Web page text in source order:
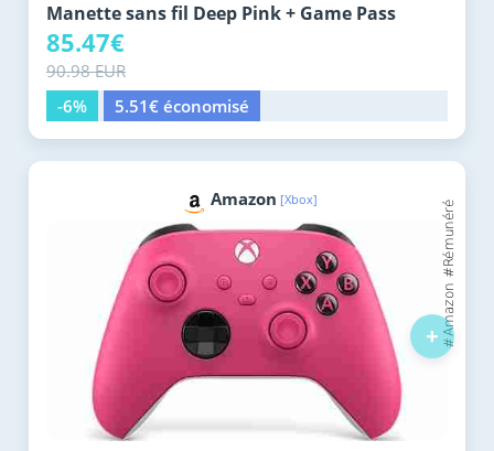
Manette sans fil Deep Pink + Game Pass
85.47€
90.98 EUR
-6%
5.51€ économisé
Amazon [Xbox]
+